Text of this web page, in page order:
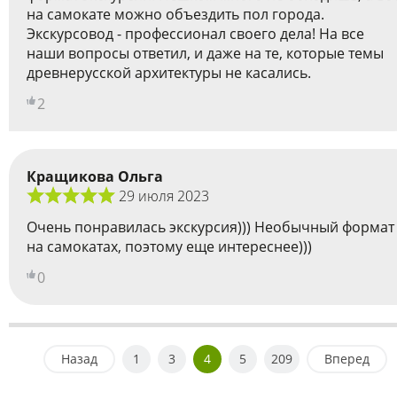
на самокате можно объездить пол города.
Экскурсовод - профессионал своего дела! На все
наши вопросы ответил, и даже на те, которые темы
древнерусской архитектуры не касались.
2
Кращикова Ольга
29 июля 2023
Очень понравилась экскурсия))) Необычный формат
на самокатах, поэтому еще интереснее)))
0
Назад 1 3 4 5 209 Вперед